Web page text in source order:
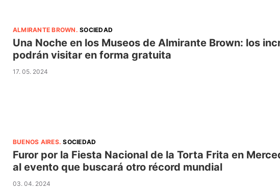
ALMIRANTE BROWN .SOCIEDAD
Una Noche en los Museos de Almirante Brown: los
podrán visitar en forma gratuita
17. 05. 2024
BUENOS AIRES.SOCIEDAD
Furor por la Fiesta Nacional de la Torta Frita en
al evento que buscará otro récord mundial
03. 04. 2024